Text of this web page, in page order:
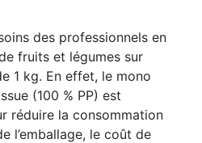
des professionnels en
fruits et légumes sur
1 kg. En effet, le mono
(100 % PP) est
réduire la consommation
l’emballage, le coût de